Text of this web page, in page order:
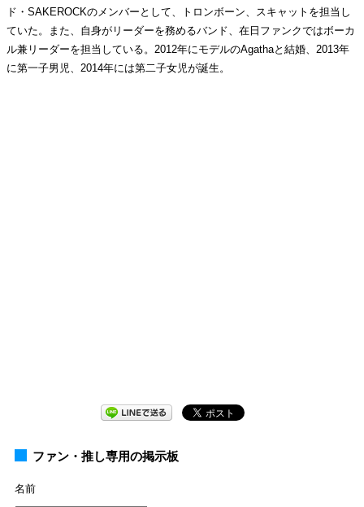
ド・SAKEROCKのメンバーとして、トロンボーン、スキャットを担当し
ていた。また、自身がリーダーを務めるバンド、在日ファンクではボーカ
ル兼リーダーを担当している。2012年にモデルのAgathaと結婚、2013年
に第一子男児、2014年には第二子女児が誕生。
ファン・推し専用の掲示板
名前